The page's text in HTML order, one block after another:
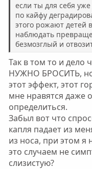
Ну так если и так
поднять не мог как
Не нужны мне эти
"нарики" стали для
чувствую
девушки в этой
есть. Но только
которая исходит из
если ты для себя
по кайфу
этого рожают детей
наблюдать
безмозглый и
Так в том то и дело
НУЖНО БРОСИТЬ, но
этот эффект, этот
мне нравятся даже
определиться.
Забыл вот что
капля падает из
из носа, при этом я
это случаем не
слизистую?